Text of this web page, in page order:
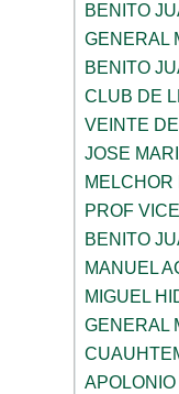
BENITO
GENERAL
BENITO
CLUB DE
VEINTE
JOSE
MELCHOR
PROF
BENITO
MANUEL
MIGUEL
GENERAL
APOLONIO